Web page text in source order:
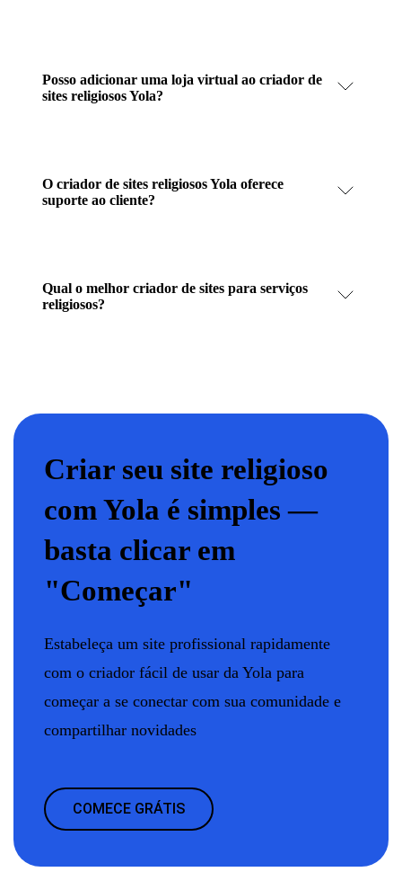
Posso adicionar uma loja virtual ao criador de
sites religiosos Yola?
O criador de sites religiosos Yola oferece
suporte ao cliente?
Qual o melhor criador de sites para serviços
religiosos?
Criar seu site religioso
com Yola é simples —
basta clicar em
"Começar"
Estabeleça um site profissional rapidamente
com o criador fácil de usar da Yola para
começar a se conectar com sua comunidade e
compartilhar novidades
COMECE GRÁTIS